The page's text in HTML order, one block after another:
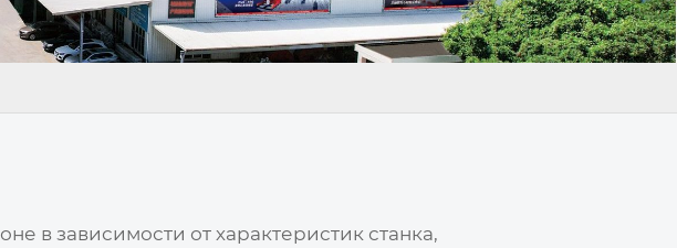
в зависимости от характеристик станка,